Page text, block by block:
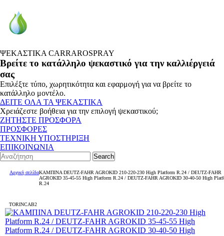
ΨΕΚΑΣΤΙΚΑ CARRAROSPRAY
Βρείτε το κατάλληλο ψεκαστικό για την καλλιέργειά
σας
Επιλέξτε τύπο, χωρητικότητα και εφαρμογή για να βρείτε το
κατάλληλο μοντέλο.
ΔΕΙΤΕ ΟΛΑ ΤΑ ΨΕΚΑΣΤΙΚΑ
Χρειάζεστε βοήθεια για την επιλογή ψεκαστικού;
ΖΗΤΗΣΤΕ ΠΡΟΣΦΟΡΑ
ΠΡΟΣΦΟΡΕΣ
ΤΕΧΝΙΚΗ ΥΠΟΣΤΗΡΙΞΗ
ΕΠΙΚΟΙΝΩΝΙΑ
Search
Αρχική σελίδαΚΑΜΠΙΝΑ DEUTZ-FAHR AGROKID 210-220-230 High Platform R.24 / DEUTZ-FAHR
AGROKID 35-45-55 High Platform R.24 / DEUTZ-FAHR AGROKID 30-40-50 High
R.24
TORINCAB2